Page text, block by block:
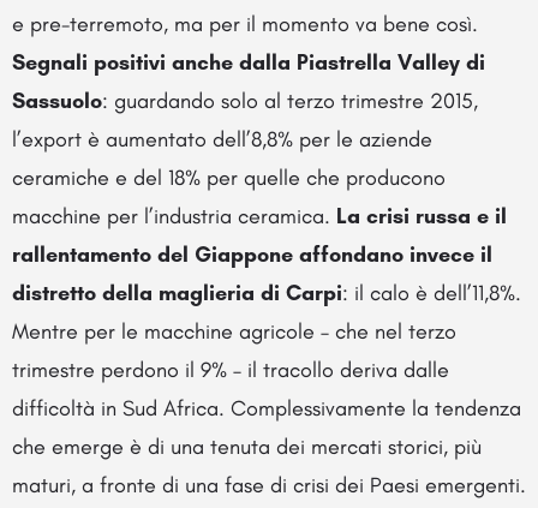
e pre-terremoto, ma per il momento va bene così.
Segnali positivi anche dalla Piastrella Valley di
Sassuolo: guardando solo al terzo trimestre 2015,
l’export è aumentato dell’8,8% per le aziende
ceramiche e del 18% per quelle che producono
macchine per l’industria ceramica. La crisi russa e il
rallentamento del Giappone affondano invece il
distretto della maglieria di Carpi: il calo è dell’11,8%.
Mentre per le macchine agricole – che nel terzo
trimestre perdono il 9% – il tracollo deriva dalle
difficoltà in Sud Africa. Complessivamente la tendenza
che emerge è di una tenuta dei mercati storici, più
maturi, a fronte di una fase di crisi dei Paesi emergenti.